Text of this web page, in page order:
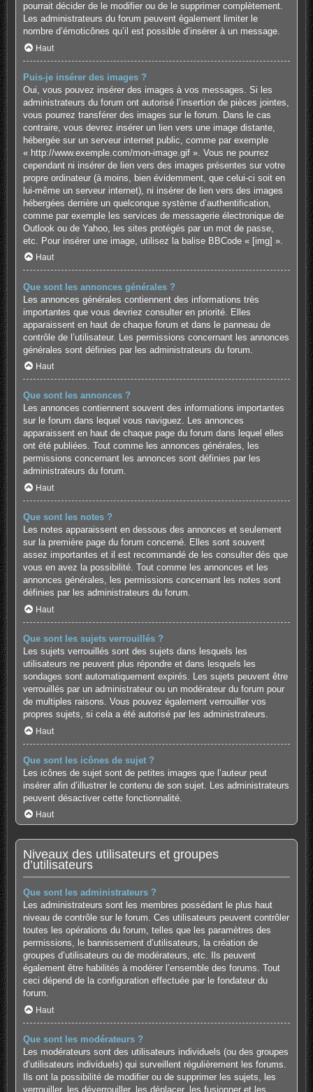
pourrait décider de le modifier ou de le supprimer complètement.
Les administrateurs du forum peuvent également limiter le
nombre d’émoticônes qu’il est possible d’insérer à un message.
Haut
Puis-je insérer des images ?
Oui, vous pouvez insérer des images à vos messages. Si les
administrateurs du forum ont autorisé l’insertion de pièces jointes,
vous pourrez transférer des images sur le forum. Dans le cas
contraire, vous devrez insérer un lien vers une image distante,
hébergée sur un serveur internet public, comme par exemple
« http://www.exemple.com/mon-image.gif ». Vous ne pourrez
cependant ni insérer de lien vers des images présentes sur votre
propre ordinateur (à moins, bien évidemment, que celui-ci soit en
lui-même un serveur internet), ni insérer de lien vers des images
hébergées derrière un quelconque système d’authentification,
comme par exemple les services de messagerie électronique de
Outlook ou de Yahoo, les sites protégés par un mot de passe,
etc. Pour insérer une image, utilisez la balise BBCode « [img] ».
Haut
Que sont les annonces générales ?
Les annonces générales contiennent des informations très
importantes que vous devriez consulter en priorité. Elles
apparaissent en haut de chaque forum et dans le panneau de
contrôle de l’utilisateur. Les permissions concernant les annonces
générales sont définies par les administrateurs du forum.
Haut
Que sont les annonces ?
Les annonces contiennent souvent des informations importantes
sur le forum dans lequel vous naviguez. Les annonces
apparaissent en haut de chaque page du forum dans lequel elles
ont été publiées. Tout comme les annonces générales, les
permissions concernant les annonces sont définies par les
administrateurs du forum.
Haut
Que sont les notes ?
Les notes apparaissent en dessous des annonces et seulement
sur la première page du forum concerné. Elles sont souvent
assez importantes et il est recommandé de les consulter dès que
vous en avez la possibilité. Tout comme les annonces et les
annonces générales, les permissions concernant les notes sont
définies par les administrateurs du forum.
Haut
Que sont les sujets verrouillés ?
Les sujets verrouillés sont des sujets dans lesquels les
utilisateurs ne peuvent plus répondre et dans lesquels les
sondages sont automatiquement expirés. Les sujets peuvent être
verrouillés par un administrateur ou un modérateur du forum pour
de multiples raisons. Vous pouvez également verrouiller vos
propres sujets, si cela a été autorisé par les administrateurs.
Haut
Que sont les icônes de sujet ?
Les icônes de sujet sont de petites images que l’auteur peut
insérer afin d’illustrer le contenu de son sujet. Les administrateurs
peuvent désactiver cette fonctionnalité.
Haut
Niveaux des utilisateurs et groupes
d’utilisateurs
Que sont les administrateurs ?
Les administrateurs sont les membres possédant le plus haut
niveau de contrôle sur le forum. Ces utilisateurs peuvent contrôler
toutes les opérations du forum, telles que les paramètres des
permissions, le bannissement d’utilisateurs, la création de
groupes d’utilisateurs ou de modérateurs, etc. Ils peuvent
également être habilités à modérer l’ensemble des forums. Tout
ceci dépend de la configuration effectuée par le fondateur du
forum.
Haut
Que sont les modérateurs ?
Les modérateurs sont des utilisateurs individuels (ou des groupes
d’utilisateurs individuels) qui surveillent régulièrement les forums.
Ils ont la possibilité de modifier ou de supprimer les sujets, les
verrouiller, les déverrouiller, les déplacer, les fusionner et les